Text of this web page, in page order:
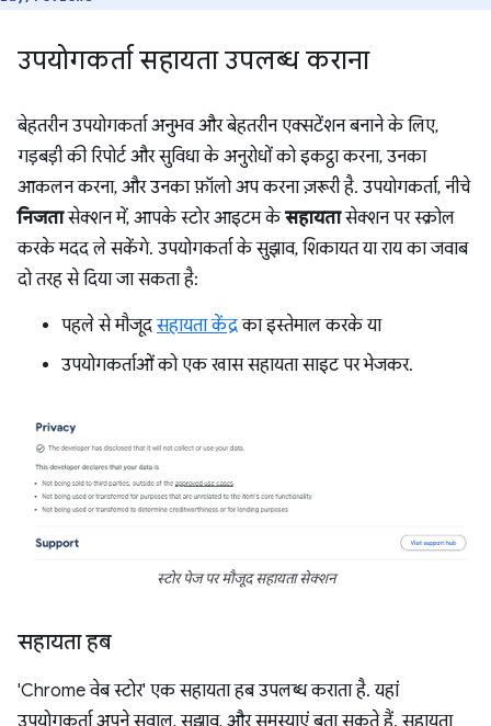
उपयोगकर्ता सहायता उपलब्ध कराना
बेहतरीन उपयोगकर्ता अनुभव और बेहतरीन एक्सटेंशन बनाने के लिए,
गड़बड़ी की रिपोर्ट और सुविधा के अनुरोधों को इकट्ठा करना, उनका
आकलन करना, और उनका फ़ॉलो अप करना ज़रूरी है. उपयोगकर्ता, नीचे
निजतासेक्शन में, आपके स्टोर आइटम केसहायतासेक्शन पर स्क्रोल
करके मदद ले सकेंगे. उपयोगकर्ता के सुझाव, शिकायत या राय का जवाब
दो तरह से दिया जा सकता है:
पहले से मौजूदसहायता केंद्रका इस्तेमाल करके या
उपयोगकर्ताओं को एक खास सहायता साइट पर भेजकर.
स्टोर पेज पर मौजूद सहायता सेक्शन
सहायता हब
'Chrome वेब स्टोर' एक सहायता हब उपलब्ध कराता है. यहां
उपयोगकर्ता अपने सवाल, सुझाव, और समस्याएं बता सकते हैं. सहायता